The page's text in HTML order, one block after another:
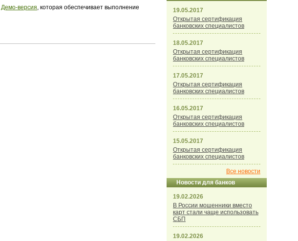
Демо-версия, которая обеспечивает выполнение
19.05.2017
Открытая сертификация
банковских специалистов
18.05.2017
Открытая сертификация
банковских специалистов
17.05.2017
Открытая сертификация
банковских специалистов
16.05.2017
Открытая сертификация
банковских специалистов
15.05.2017
Открытая сертификация
банковских специалистов
Все новости
Новости для банков
19.02.2026
В России мошенники вместо
карт стали чаще использовать
СБП
19.02.2026